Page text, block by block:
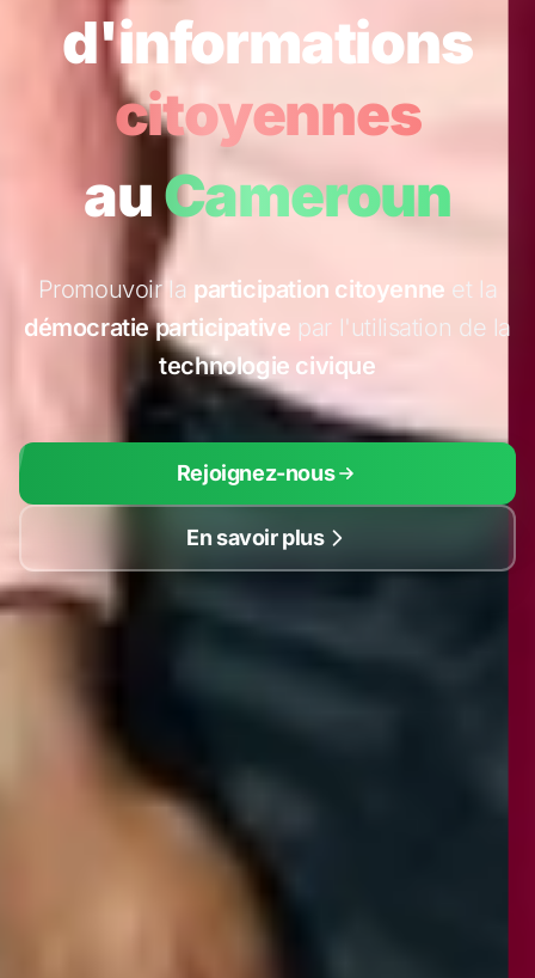
d'informations
citoyennes
auCameroun
Promouvoir la participation citoyenne et la
démocratie participative par l'utilisation de la
technologie civique
Rejoignez-nous
En savoir plus